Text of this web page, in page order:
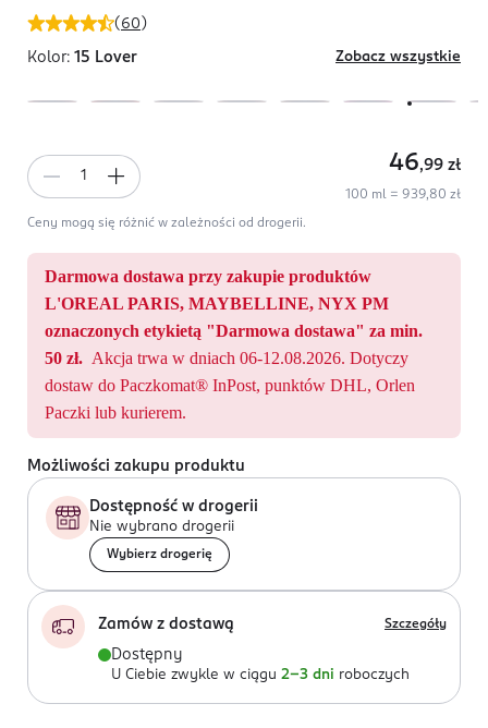
( 60 )
Kolor: 15 Lover Zobacz wszystkie
46,99 zł
100 ml = 939,80 zł
Ceny mogą się różnić w zależności od drogerii.
Darmowa dostawa przy zakupie produktów
L'OREAL PARIS, MAYBELLINE, NYX PM
oznaczonych etykietą "Darmowa dostawa" za min.
50 zł. Akcja trwa w dniach 06-12.08.2026. Dotyczy
dostaw do Paczkomat® InPost, punktów DHL, Orlen
Paczki lub kurierem.
Możliwości zakupu produktu
Dostępność w drogerii
Nie wybrano drogerii
Wybierz drogerię
Zamów z dostawą Szczegóły
Dostępny
U Ciebie zwykle w ciągu 2-3 dni roboczych